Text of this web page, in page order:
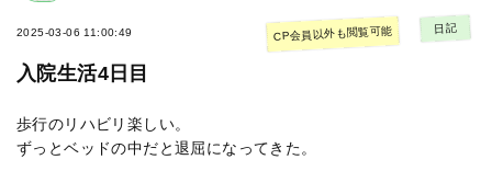
2025-03-06 11:00:49
入院生活4日目
CP会員以外も閲覧可能 日記
歩行のリハビリ楽しい。
ずっとベッドの中だと退屈になってきた。